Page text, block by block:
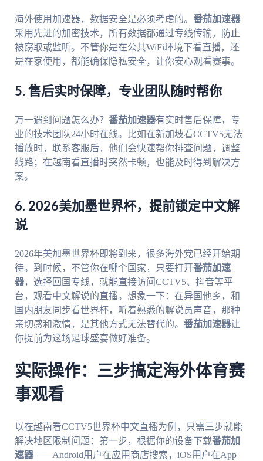
海外使用加速器，数据安全是必须考虑的。 番茄加速器
采用先进的加密技术，所有数据都通过专线传输，防止
被窃取或监听。不管你是在公共WiFi环境下看直播，还
是在家使用，都能确保隐私安全，让你安心观看赛事。
5. 售后实时保障，专业团队随时帮你
万一遇到问题怎么办？ 番茄加速器有实时售后保障，专
业的技术团队24小时在线。比如在新加坡看CCTV5无法
播放时，联系客服后，他们会快速帮你排查问题，调整
线路；在越南看直播时突然卡顿，也能及时得到解决方
案。
6. 2026美加墨世界杯，提前锁定中文解
说
2026年美加墨世界杯即将到来，很多海外党已经开始期
待。到时候，不管你在哪个国家，只要打开番茄加速
器，选择回国专线，就能直接访问CCTV5、抖音等平
台，观看中文解说的直播。想象一下：在异国他乡，和
国内朋友同步看世界杯，听着熟悉的解说员声音，那种
亲切感和激情，是其他方式无法替代的。 番茄加速器让
你提前为这场足球盛宴做好准备。
实际操作：三步搞定海外体育赛
事观看
以在越南看CCTV5世界杯中文直播为例，只需三步就能
解决地区限制问题：第一步，根据你的设备下载番茄加
速器——Android用户在应用商店搜索，iOS用户在App